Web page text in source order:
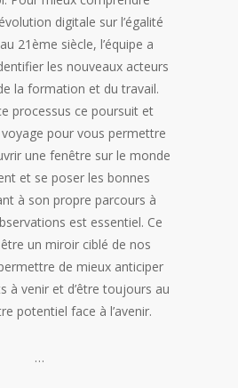
digitale sur l’égalité
21ème siècle, l’équipe a
les nouveaux acteurs
la formation et du travail.
processus ce poursuit et
pour vous permettre
une fenêtre sur le monde
et se poser les bonnes
à son propre parcours à
est essentiel. Ce
un miroir ciblé de nos
de mieux anticiper
à venir et d’être toujours au
potentiel face à l’avenir.
…